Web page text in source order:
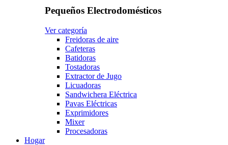
Pequeños Electrodomésticos
Ver categoría
Freidoras de aire
Cafeteras
Batidoras
Tostadoras
Extractor de Jugo
Licuadoras
Sandwichera Eléctrica
Pavas Eléctricas
Exprimidores
Mixer
Procesadoras
Hogar